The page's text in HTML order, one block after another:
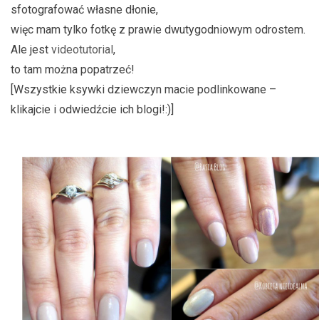
sfotografować własne dłonie,
więc mam tylko fotkę z prawie dwutygodniowym odrostem.
Ale jest videotutorial ,
to tam można popatrzeć!
[Wszystkie ksywki dziewczyn macie podlinkowane –
klikajcie i odwiedźcie ich blogi!:)]